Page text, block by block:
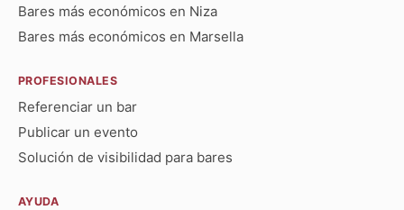
Bares más económicos en Niza
Bares más económicos en Marsella
PROFESIONALES
Referenciar un bar
Publicar un evento
Solución de visibilidad para bares
AYUDA